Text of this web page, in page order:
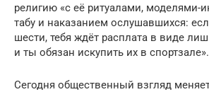
религию «с её ритуалами, моделями-
табу и наказанием ослушавшихся:
шести, тебя ждёт расплата в виде
и ты обязан искупить их в спортзале».
Сегодня общественный взгляд